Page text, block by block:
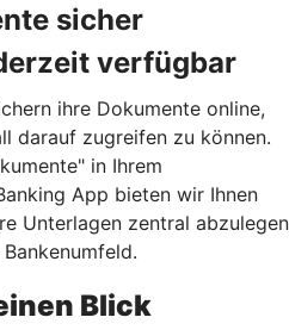
sicher
verfügbar
ihre Dokumente online,
darauf zugreifen zu können.
in Ihrem
App bieten wir Ihnen
Unterlagen zentral abzulegen
Blick